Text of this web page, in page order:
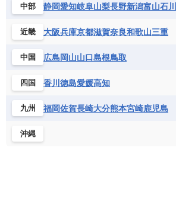
中部 静岡愛知岐阜山梨長野新潟富山石川
近畿 大阪兵庫京都滋賀奈良和歌山三重
中国 広島岡山山口島根鳥取
四国 香川 徳島愛媛高知
九州 福岡佐賀長崎大分熊本宮崎鹿児島
沖縄